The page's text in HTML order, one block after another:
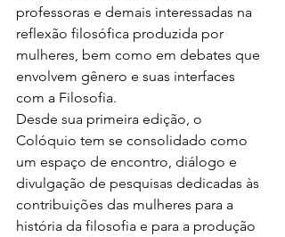
professoras e demais interessadas na
reflexão filosófica produzida por
mulheres, bem como em debates que
envolvem gênero e suas interfaces
com a Filosofia.
Desde sua primeira edição, o
Colóquio tem se consolidado como
um espaço de encontro, diálogo e
divulgação de pesquisas dedicadas às
contribuições das mulheres para a
história da filosofia e para a produção